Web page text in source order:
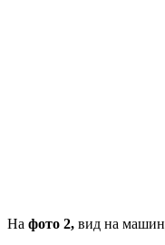
На фото 2, вид на